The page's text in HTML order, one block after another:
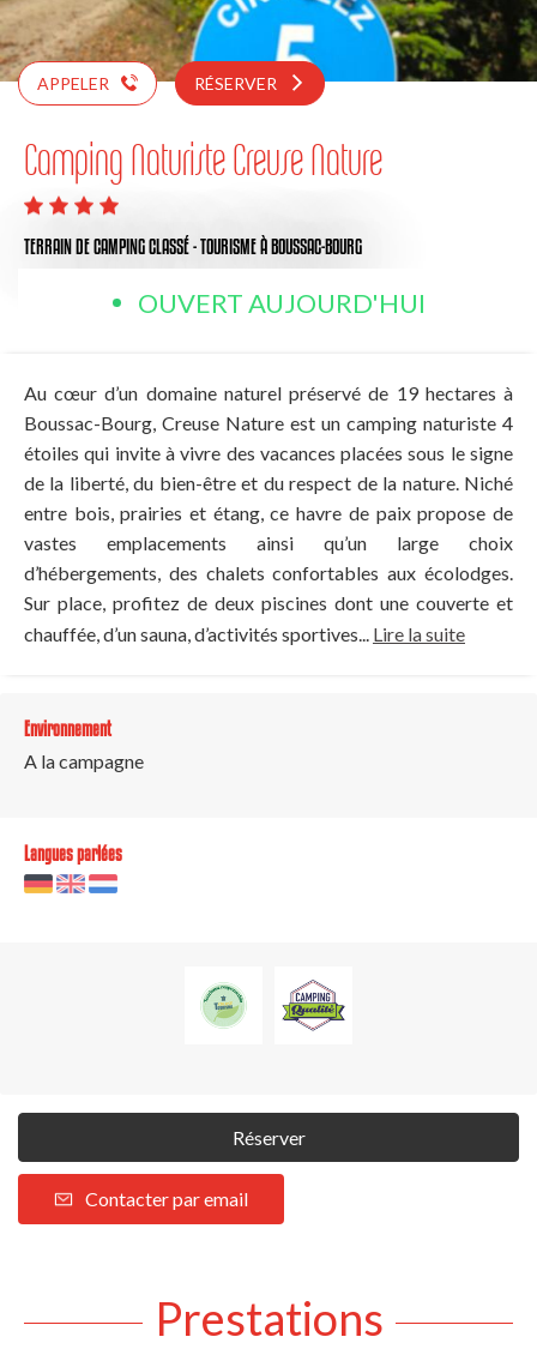
APPELER RÉSERVER
Camping Naturiste Creuse Nature
TERRAIN DE CAMPING CLASSÉ - TOURISMEÀ BOUSSAC-BOURG
OUVERT AUJOURD'HUI
Au cœur d’un domaine naturel préservé de 19 hectares à
Boussac-Bourg, Creuse Nature est un camping naturiste 4
étoiles qui invite à vivre des vacances placées sous le signe
de la liberté, du bien-être et du respect de la nature. Niché
entre bois, prairies et étang, ce havre de paix propose de
vastes emplacements ainsi qu’un large choix
d’hébergements, des chalets confortables aux écolodges.
Sur place, profitez de deux piscines dont une couverte et
chauffée, d’un sauna, d’activités sportives... Lire la suite
Environnement
A la campagne
Langues parlées
Réserver
Contacter par email
Prestations